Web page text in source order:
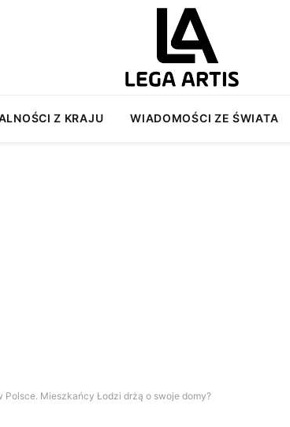
Z KRAJU WIADOMOŚCI ZE ŚWIATA
Mieszkańcy Łodzi drżą o swoje domy?